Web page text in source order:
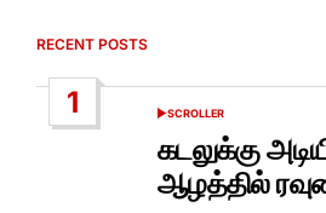
RECENT POSTS
1
POSTED
SCROLLER
கடலுக்கு
ஆழத்தில்